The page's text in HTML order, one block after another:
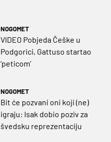
NOGOMET
VIDEO Pobjeda Češke u
Podgorici, Gattuso startao
‘peticom’
NOGOMET
Bit će pozvani oni koji (ne)
igraju: Isak dobio poziv za
švedsku reprezentaciju